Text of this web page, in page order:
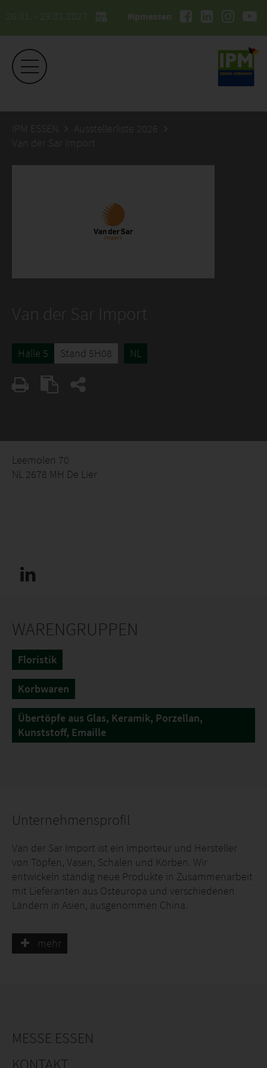
26.01. - 29.01.2027 #ipmessen
IPM ESSEN
Ausstellerliste 2026
Van der Sar Import
Van der Sar Import
Halle 5 Stand 5H08 NL
Leemolen 70
NL 2678 MH De Lier
WARENGRUPPEN
Floristik
Korbwaren
Übertöpfe aus Glas, Keramik, Porzellan,
Kunststoff, Emaille
Unternehmensprofil
Van der Sar Import ist ein Importeur und Hersteller
von Töpfen, Vasen, Schalen und Körben. Wir
entwickeln ständig neue Produkte in Zusammenarbeit
mit Lieferanten aus Osteuropa und verschiedenen
Ländern in Asien, ausgenommen China.
Unsere Kunden sind Unternehmen der grünen
Branche, vom Gärtner bis zur Handelskette.
Produkte sind Kulturtopf-passend, einschließlich
mehr
MESSE ESSEN
KONTAKT